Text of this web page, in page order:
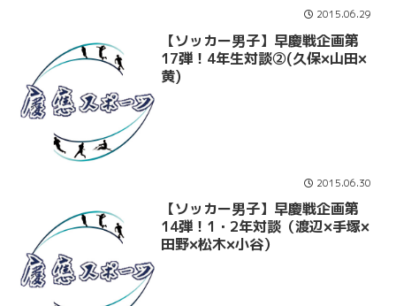
2015.06.29
【ソッカー男子】早慶戦企画第
17弾！4年生対談②(久保×山田×
黄)
2015.06.30
【ソッカー男子】早慶戦企画第
14弾！1・2年対談（渡辺×手塚×
田野×松木×小谷）